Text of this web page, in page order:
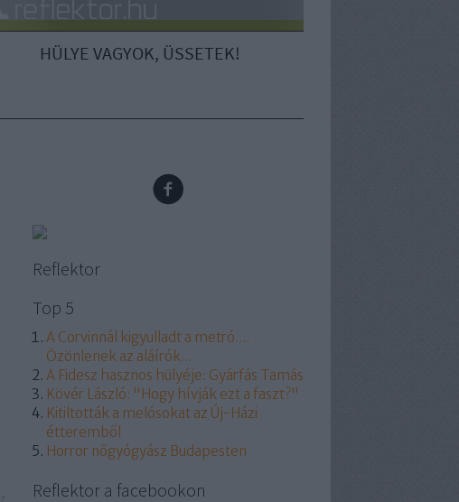
HÜLYE VAGYOK, ÜSSETEK!
Reflektor
Top 5
A Corvinnál kigyulladt a metró....
Özönlenek az aláírók...
A Fidesz hasznos hülyéje: Gyárfás Tamás
Kövér László: "Hogy hívják ezt a faszt?"
Kitiltották a melósokat az Új-Házi
étteremből
Horror nőgyógyász Budapesten
Reflektor a facebookon